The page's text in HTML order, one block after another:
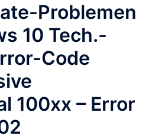
Problemen
10 Tech.-
Code
100xx – Error